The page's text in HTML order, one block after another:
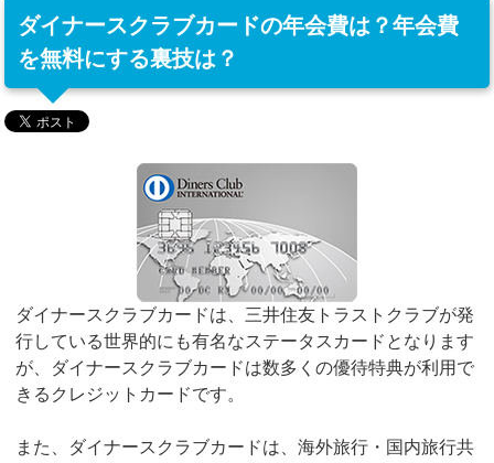
ダイナースクラブカードの年会費は？年会費
を無料にする裏技は？
ダイナースクラブカードは、三井住友トラストクラブが発
行している世界的にも有名なステータスカードとなります
が、ダイナースクラブカードは数多くの優待特典が利用で
きるクレジットカードです。
また、ダイナースクラブカードは、海外旅行・国内旅行共